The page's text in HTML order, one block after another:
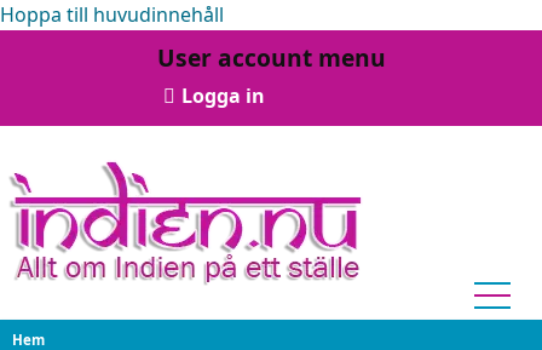
Hoppa till huvudinnehåll
User account menu
Logga in
Hem